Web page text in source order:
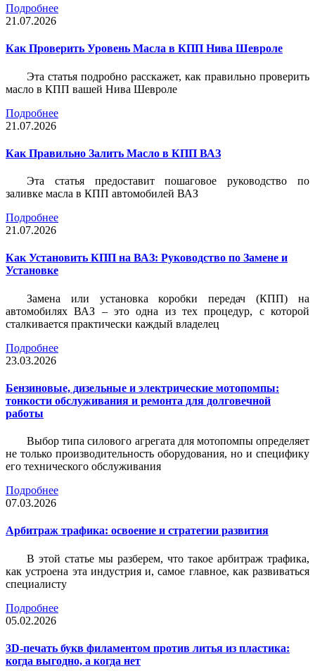
Подробнее
21.07.2026
Как Проверить Уровень Масла в КПП Нива Шевроле
Эта статья подробно расскажет, как правильно проверить
масло в КПП вашей Нива Шевроле
Подробнее
21.07.2026
Как Правильно Залить Масло в КПП ВАЗ
Эта статья предоставит пошаговое руководство по
заливке масла в КПП автомобилей ВАЗ
Подробнее
21.07.2026
Как Установить КПП на ВАЗ: Руководство по Замене и
Установке
Замена или установка коробки передач (КПП) на
автомобилях ВАЗ – это одна из тех процедур, с которой
сталкивается практически каждый владелец
Подробнее
23.03.2026
Бензиновые, дизельные и электрические мотопомпы:
тонкости обслуживания и ремонта для долговечной
работы
Выбор типа силового агрегата для мотопомпы определяет
не только производительность оборудования, но и специфику
его технического обслуживания
Подробнее
07.03.2026
Арбитраж трафика: освоение и стратегии развития
В этой статье мы разберем, что такое арбитраж трафика,
как устроена эта индустрия и, самое главное, как развиваться
специалисту
Подробнее
05.02.2026
3D-печать букв филаментом против литья из пластика:
когда выгодно, а когда нет